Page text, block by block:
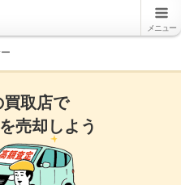
メニュー
買取店で
売却しよう